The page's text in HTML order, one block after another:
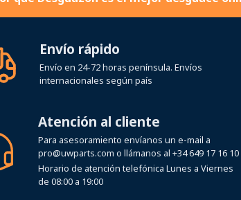
Envío en 24-72 horas península. Envíos
internacionales según país
Para asesoramiento envíanos un e-mail a
pro@uwparts.com o llámanos al
Horario de atención telefónica Lunes a Viernes
de 08:00 a 19:00